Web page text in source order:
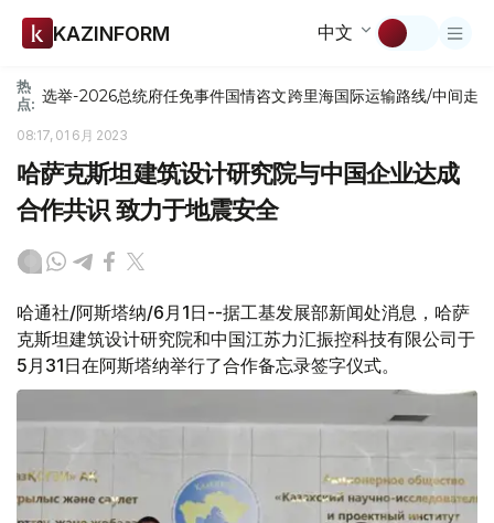
KAZINFORM 中文
热
点: 选举-2026总统府任免事件国情咨文跨里海国际运输路线/中间走廊
08:17, 01 6月 2023
哈萨克斯坦建筑设计研究院与中国企业达成
合作共识 致力于地震安全
哈通社/阿斯塔纳/6月1日--据工基发展部新闻处消息，哈萨
克斯坦建筑设计研究院和中国江苏力汇振控科技有限公司于
5月31日在阿斯塔纳举行了合作备忘录签字仪式。